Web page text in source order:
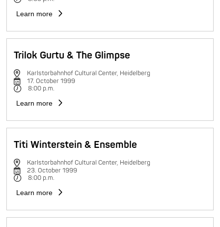
Learn more
Trilok Gurtu & The Glimpse
Karlstorbahnhof Cultural Center, Heidelberg
17. October 1999
8:00 p.m.
Learn more
Titi Winterstein & Ensemble
Karlstorbahnhof Cultural Center, Heidelberg
23. October 1999
8:00 p.m.
Learn more